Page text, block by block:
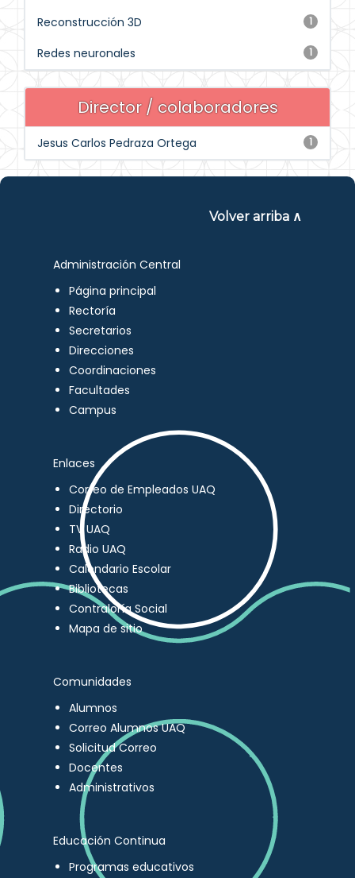
1
Reconstrucción 3D
1
Redes neuronales
Director / colaboradores
1
Jesus Carlos Pedraza Ortega
Volver arriba ∧
Administración Central
Página principal
Rectoría
Secretarios
Direcciones
Coordinaciones
Facultades
Campus
Enlaces
Correo de Empleados UAQ
Directorio
TV UAQ
Radio UAQ
Calendario Escolar
Bibliotecas
Contraloría Social
Mapa de sitio
Comunidades
Alumnos
Correo Alumnos UAQ
Solicitud Correo
Docentes
Administrativos
Educación Continua
Programas educativos